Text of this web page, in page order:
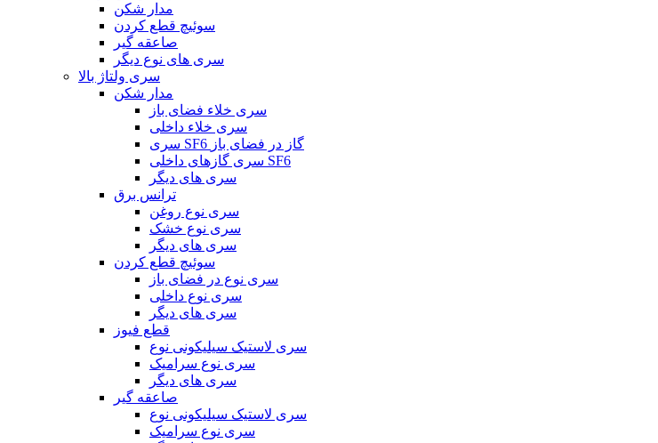
مدار شکن
سوئیچ قطع کردن
صاعقه گیر
سری های نوع دیگر
سری ولتاژ بالا
مدار شکن
سری خلاء فضای باز
سری خلاء داخلی
سری SF6 گاز در فضای باز
سری گازهای داخلی SF6
سری های دیگر
ترانس برق
سری نوع روغن
سری نوع خشک
سری های دیگر
سوئیچ قطع کردن
سری نوع در فضای باز
سری نوع داخلی
سری های دیگر
قطع فیوز
سری لاستیک سیلیکونی نوع
سری نوع سرامیک
سری های دیگر
صاعقه گیر
سری لاستیک سیلیکونی نوع
سری نوع سرامیک